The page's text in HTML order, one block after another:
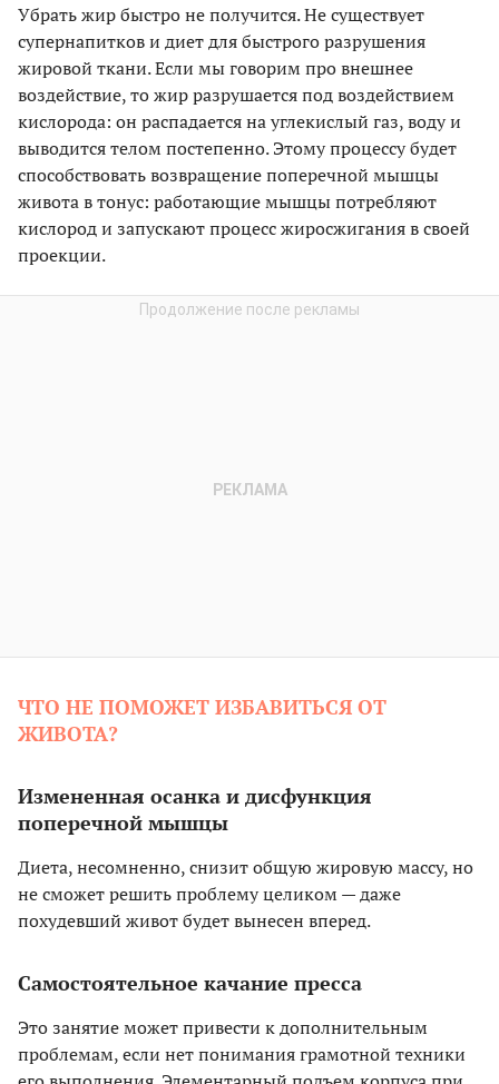
Убрать жир быстро не получится. Не существует
супернапитков и диет для быстрого разрушения
жировой ткани. Если мы говорим про внешнее
воздействие, то жир разрушается под воздействием
кислорода: он распадается на углекислый газ, воду и
выводится телом постепенно. Этому процессу будет
способствовать возвращение поперечной мышцы
живота в тонус: работающие мышцы потребляют
кислород и запускают процесс жиросжигания в своей
проекции.
ЧТО НЕ ПОМОЖЕТ ИЗБАВИТЬСЯ ОТ
ЖИВОТА?
Измененная осанка и дисфункция
поперечной мышцы
Диета, несомненно, снизит общую жировую массу, но
не сможет решить проблему целиком — даже
похудевший живот будет вынесен вперед.
Самостоятельное качание пресса
Это занятие может привести к дополнительным
проблемам, если нет понимания грамотной техники